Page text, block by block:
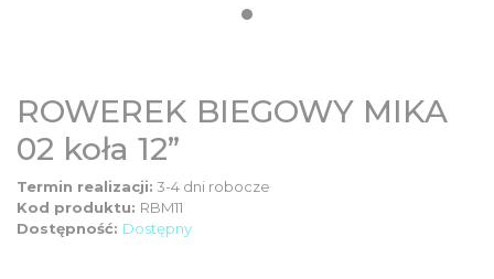
ODZIEŻ
AKCESORIA
ROWEREK BIEGOWY MIKA
02 koła 12”
Kod produktu: RBM11
Termin realizacji: 3-4 dni robocze
Dostępność: Dostępny